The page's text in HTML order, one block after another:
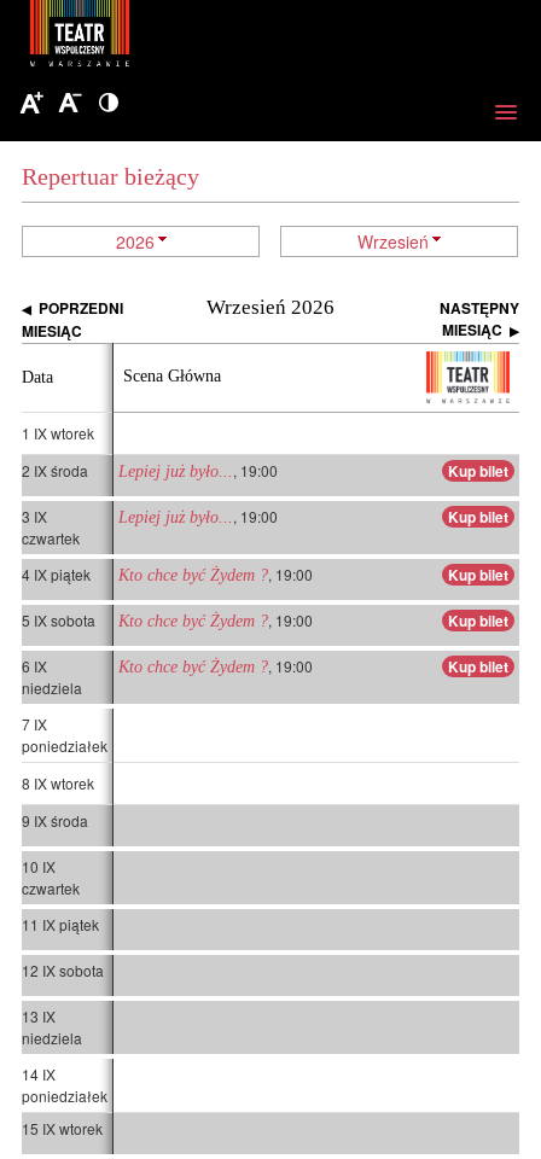
Repertuar bieżący
2026 Wrzesień
◀ POPRZEDNI
MIESIĄC
Wrzesień 2026
NASTĘPNY
MIESIĄC ▶
Data Scena Główna
1 IX wtorek
2 IX środa
Lepiej już było... , 19:00 Kup bilet
3 IX
czwartek
Lepiej już było... , 19:00 Kup bilet
4 IX piątek Kto chce być Żydem ?, 19:00 Kup bilet
5 IX sobota Kto chce być Żydem ?, 19:00 Kup bilet
6 IX
niedziela
Kto chce być Żydem ?, 19:00 Kup bilet
7 IX
poniedziałek
8 IX wtorek
9 IX środa
10 IX
czwartek
11 IX piątek
12 IX sobota
13 IX
niedziela
14 IX
poniedziałek
15 IX wtorek